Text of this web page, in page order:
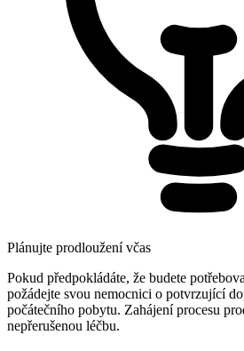
Plánujte prodloužení včas
Pokud předpokládáte, že budete
požádejte svou nemocnici o potvrzující
počátečního pobytu. Zahájení procesu
nepřerušenou léčbu.